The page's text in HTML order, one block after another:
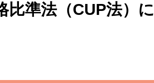
準法（CUP法）に